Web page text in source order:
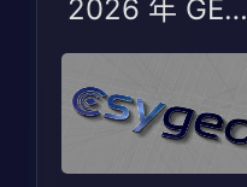
2026 年 GEO 优化服务商 TOP5：行业变化与服务商选型指南